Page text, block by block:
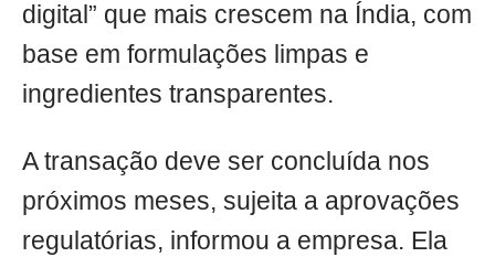
digital” que mais crescem na Índia, com
base em formulações limpas e
ingredientes transparentes.
A transação deve ser concluída nos
próximos meses, sujeita a aprovações
regulatórias, informou a empresa. Ela